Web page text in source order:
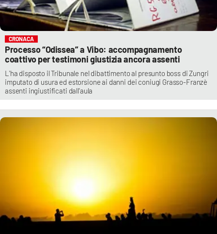
CRONACA
Processo “Odissea” a Vibo: accompagnamento
coattivo per testimoni giustizia ancora assenti
L'ha disposto il Tribunale nel dibattimento al presunto boss di Zungri
imputato di usura ed estorsione ai danni dei coniugi Grasso-Franzè
assenti ingiustificati dall'aula